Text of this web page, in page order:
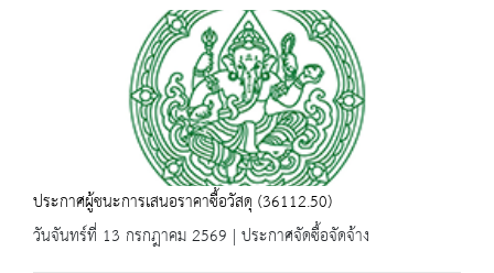
ประกาศผู้ชนะการเสนอราคาซื้อวัสดุ (36112.50)
วันจันทร์ที่ 13 กรกฎาคม 2569 | ประกาศจัดซื้อจัดจ้าง